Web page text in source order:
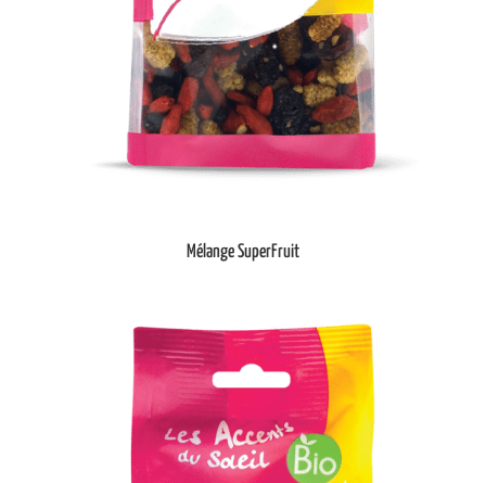
Mélange SuperFruit